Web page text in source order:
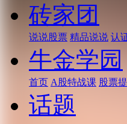
砖家团
说说股票 精品说说 认
牛金学园
首页 A股特战课 股票
话题